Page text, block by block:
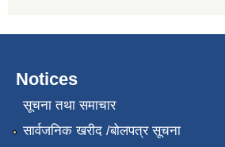
Notices
सूचना तथा समाचार
सार्वजनिक खरीद /बोलपत्र सूचना